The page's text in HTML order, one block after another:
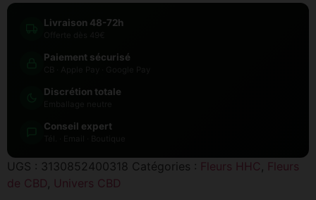
Livraison 48-72h
Paiement sécurisé
Discrétion totale
Conseil expert
UGS : 3130852400318 Catégories : Fleurs HHC , Fleurs
de CBD, Univers CBD